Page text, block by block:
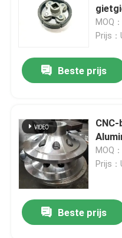
Thuis
MOQ
Prijs
Beste prijs
MOQ
Prijs
Beste prijs